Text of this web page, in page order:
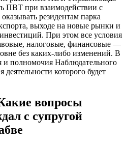
ПВТ при взаимодействии с
резидентам парка
выходе на новые рынки и
При этом все условия
налоговые, финансовые —
без каких-либо изменений. В
и полномочия Наблюдательного
которого будет
вопросы
с супругой